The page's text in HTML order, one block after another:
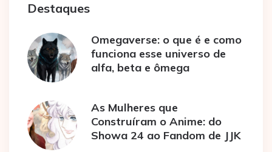
Destaques
Omegaverse: o que é e como
funciona esse universo de
alfa, beta e ômega
As Mulheres que
Construíram o Anime: do
Showa 24 ao Fandom de JJK